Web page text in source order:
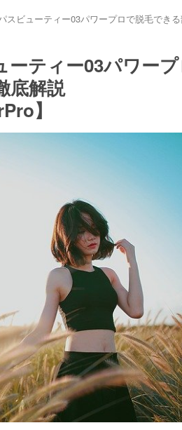
スビューティー03パワープロで脱毛でき
ーティー03パワー
底解説
】